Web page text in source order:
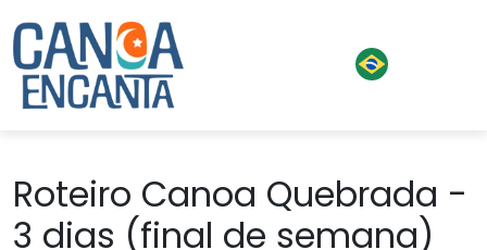
Roteiro Canoa Quebrada -
3 dias (final de semana)